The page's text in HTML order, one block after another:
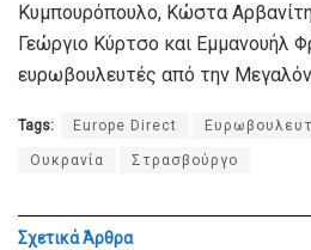
Κυμπουρόπουλο, Κώστα
Γεώργιο Κύρτσο και Εμμανουήλ
ευρωβουλευτές από την
Tags: Europe Direct
Ουκρανία Στρασβούργο
ΣχετικάΆρθρα